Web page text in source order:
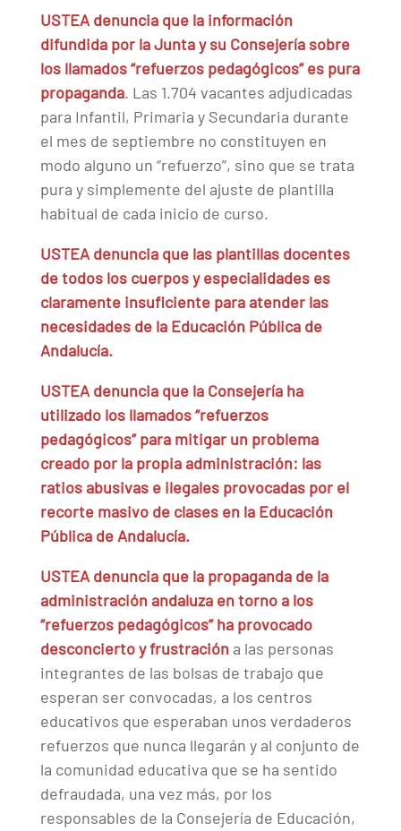
USTEA denuncia que la información
difundida por la Junta y su Consejería sobre
los llamados “refuerzos pedagógicos” es pura
propaganda. Las 1.704 vacantes adjudicadas
para Infantil, Primaria y Secundaria durante
el mes de septiembre no constituyen en
modo alguno un “refuerzo”, sino que se trata
pura y simplemente del ajuste de plantilla
habitual de cada inicio de curso.
USTEA denuncia que las plantillas docentes
de todos los cuerpos y especialidades es
claramente insuficiente para atender las
necesidades de la Educación Pública de
Andalucía.
USTEA denuncia que la Consejería ha
utilizado los llamados “refuerzos
pedagógicos” para mitigar un problema
creado por la propia administración: las
ratios abusivas e ilegales provocadas por el
recorte masivo de clases en la Educación
Pública de Andalucía.
USTEA denuncia que la propaganda de la
administración andaluza en torno a los
“refuerzos pedagógicos” ha provocado
desconcierto y frustracióna las personas
integrantes de las bolsas de trabajo que
esperan ser convocadas, a los centros
educativos que esperaban unos verdaderos
refuerzos que nunca llegarán y al conjunto de
la comunidad educativa que se ha sentido
defraudada, una vez más, por los
responsables de la Consejería de Educación,